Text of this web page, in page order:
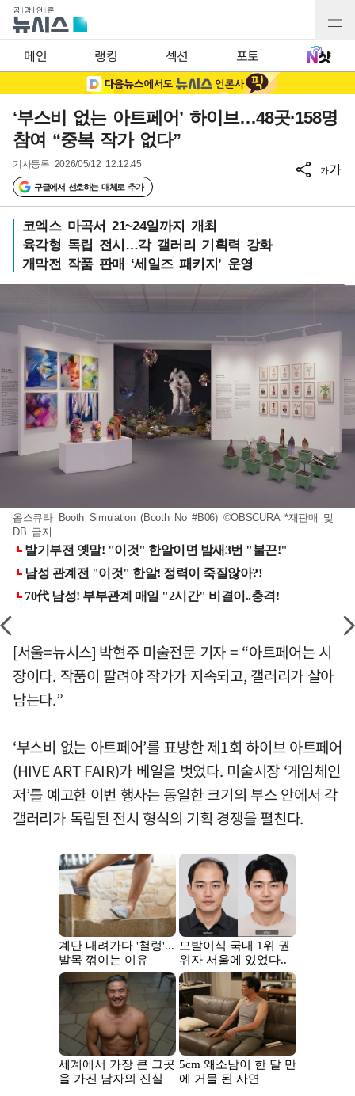
메인 랭킹 섹션 포토
‘부스비 없는 아트페어’ 하이브…48곳·158명
참여 “중복 작가 없다”
기사등록 2026/05/12 12:12:45
구글에서 선호하는 매체로 추가
가가
코엑스 마곡서 21~24일까지 개최
육각형 독립 전시…각 갤러리 기획력 강화
개막전 작품 판매 ‘세일즈 패키지’ 운영
옵스큐라 Booth Simulation (Booth No #B06) ©OBSCURA *재판매 및
DB 금지
[서울=뉴시스] 박현주 미술전문 기자 = “아트페어는 시
장이다. 작품이 팔려야 작가가 지속되고, 갤러리가 살아
남는다.”
‘부스비 없는 아트페어’를 표방한 제1회 하이브 아트페어
(HIVE ART FAIR)가 베일을 벗었다. 미술시장 ‘게임체인
저’를 예고한 이번 행사는 동일한 크기의 부스 안에서 각
갤러리가 독립된 전시 형식의 기획 경쟁을 펼친다.